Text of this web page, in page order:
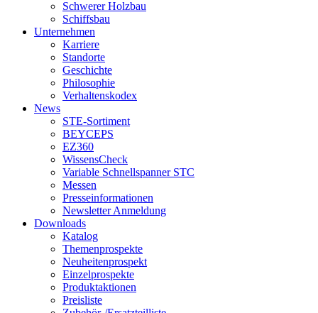
Schwerer Holzbau
Schiffsbau
Unternehmen
Karriere
Standorte
Geschichte
Philosophie
Verhaltenskodex
News
STE-Sortiment
BEYCEPS
EZ360
WissensCheck
Variable Schnellspanner STC
Messen
Presseinformationen
Newsletter Anmeldung
Downloads
Katalog
Themenprospekte
Neuheitenprospekt
Einzelprospekte
Produktaktionen
Preisliste